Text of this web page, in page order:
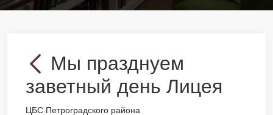
Мы празднуем
заветный день Лицея
ЦБС Петроградского района